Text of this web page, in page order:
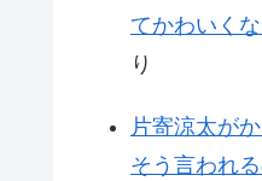
てかわいく
り
片寄涼太が
そう言われ